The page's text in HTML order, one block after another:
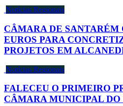
Notícias Regionais
CÂMARA DE SANTARÉM
EUROS PARA
PROJETOS EM
Notícias Regionais
FALECEU O PRIMEIRO
CÂMARA MUNICIPAL DO